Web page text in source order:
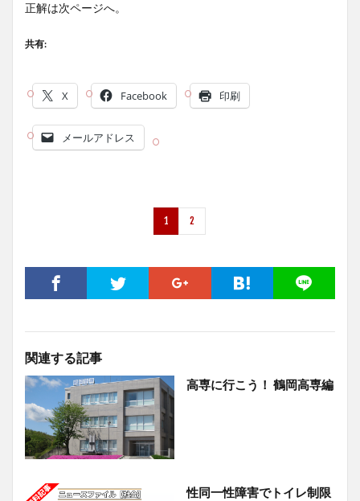
正解は次ページへ。
共有:
X Facebook 印刷
メールアドレス
1 2
関連する記事
高専に行こう！ 鶴岡高専編
性同一性障害でトイレ制限